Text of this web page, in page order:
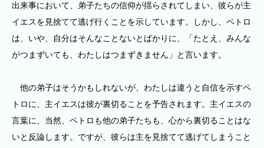
出来事において、弟子たちの信仰が揺らされてしまい、彼らが主
イエスを見捨てて逃げ行くことを示しています。しかし、ペトロ
は、いや、自分はそんなことないとばかりに、「たとえ、みんな
がつまずいても、わたしはつまずきません」と言います。
他の弟子はそうかもしれないが、わたしは違うと自信を示すペ
トロに、主イエスは彼が裏切ることを予告されます。主イエスの
言葉に、当然、ペトロも他の弟子たちも、心から裏切ることはな
いと反論します。ですが、彼らは主を見捨てて逃げてしまうこと